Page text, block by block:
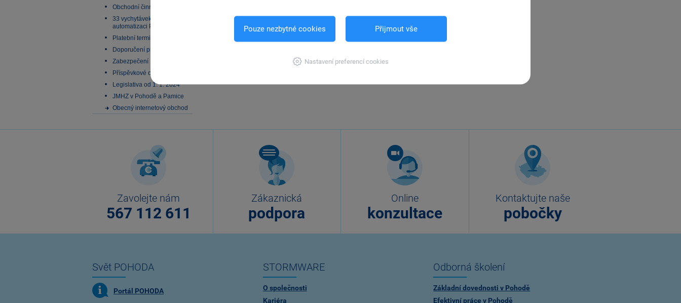
Pouze nezbytné cookies Přijmout vše
Nastavení preferencí cookies
Obchodní činnost
33 vychytávek pro
automatizaci Pohody
Platební terminály
Doporučení pro zálohování
Zabezpečení
Příspěvkové organizace
Legislativa od 1. 1. 2024
JMHZ v Pohodě a Pamice
Obecný internetový obchod
Zavolejte nám
567 112 611
Zákaznická
podpora
Online
konzultace
Kontaktujte naše
pobočky
Svět POHODA
Portál POHODA
STORMWARE
O společnosti
Kariéra
Odborná školení
Základní dovednosti v Pohodě
Efektivní práce v Pohodě